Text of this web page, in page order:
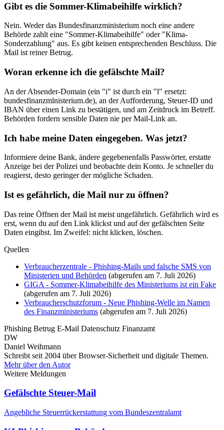
Gibt es die Sommer-Klimabeihilfe wirklich?
Nein. Weder das Bundesfinanzministerium noch eine andere
Behörde zahlt eine "Sommer-Klimabeihilfe" oder "Klima-
Sonderzahlung" aus. Es gibt keinen entsprechenden Beschluss. Die
Mail ist reiner Betrug.
Woran erkenne ich die gefälschte Mail?
An der Absender-Domain (ein "i" ist durch ein "l" ersetzt:
bundesfinanzmlnisterium.de), an der Aufforderung, Steuer-ID und
IBAN über einen Link zu bestätigen, und am Zeitdruck im Betreff.
Behörden fordern sensible Daten nie per Mail-Link an.
Ich habe meine Daten eingegeben. Was jetzt?
Informiere deine Bank, ändere gegebenenfalls Passwörter, erstatte
Anzeige bei der Polizei und beobachte dein Konto. Je schneller du
reagierst, desto geringer der mögliche Schaden.
Ist es gefährlich, die Mail nur zu öffnen?
Das reine Öffnen der Mail ist meist ungefährlich. Gefährlich wird es
erst, wenn du auf den Link klickst und auf der gefälschten Seite
Daten eingibst. Im Zweifel: nicht klicken, löschen.
Quellen
Verbraucherzentrale - Phishing-Mails und falsche SMS von
Ministerien und Behörden (abgerufen am 7. Juli 2026)
GIGA - Sommer-Klimabeihilfe des Ministeriums ist ein Fake
(abgerufen am 7. Juli 2026)
Verbraucherschutzforum - Neue Phishing-Welle im Namen
des Finanzministeriums (abgerufen am 7. Juli 2026)
Phishing Betrug E-Mail Datenschutz Finanzamt
DW
Daniel Weihmann
Schreibt seit 2004 über Browser-Sicherheit und digitale Themen.
Mehr über den Autor
Weitere Meldungen
Gefälschte Steuer-Mail
Angebliche Steuerrückerstattung vom Bundeszentralamt